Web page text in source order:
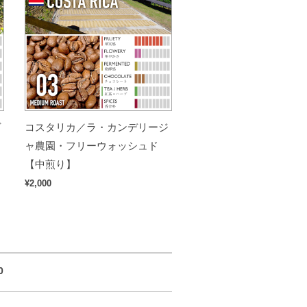
コスタリカ／ラ・カンデリージ
ャ農園・フリーウォッシュド
【中煎り】
¥2,000